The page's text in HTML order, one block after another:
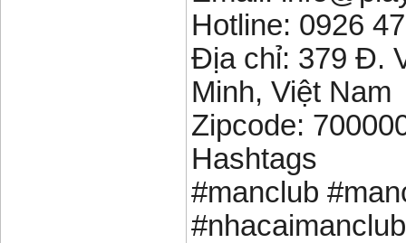
Hotline: 0926
Địa chỉ: 379 Đ.
Minh, Việt Nam
Zipcode:
Hashtags
#manclub